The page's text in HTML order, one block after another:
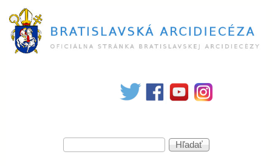
na
hlavný
V
y
H
ľ